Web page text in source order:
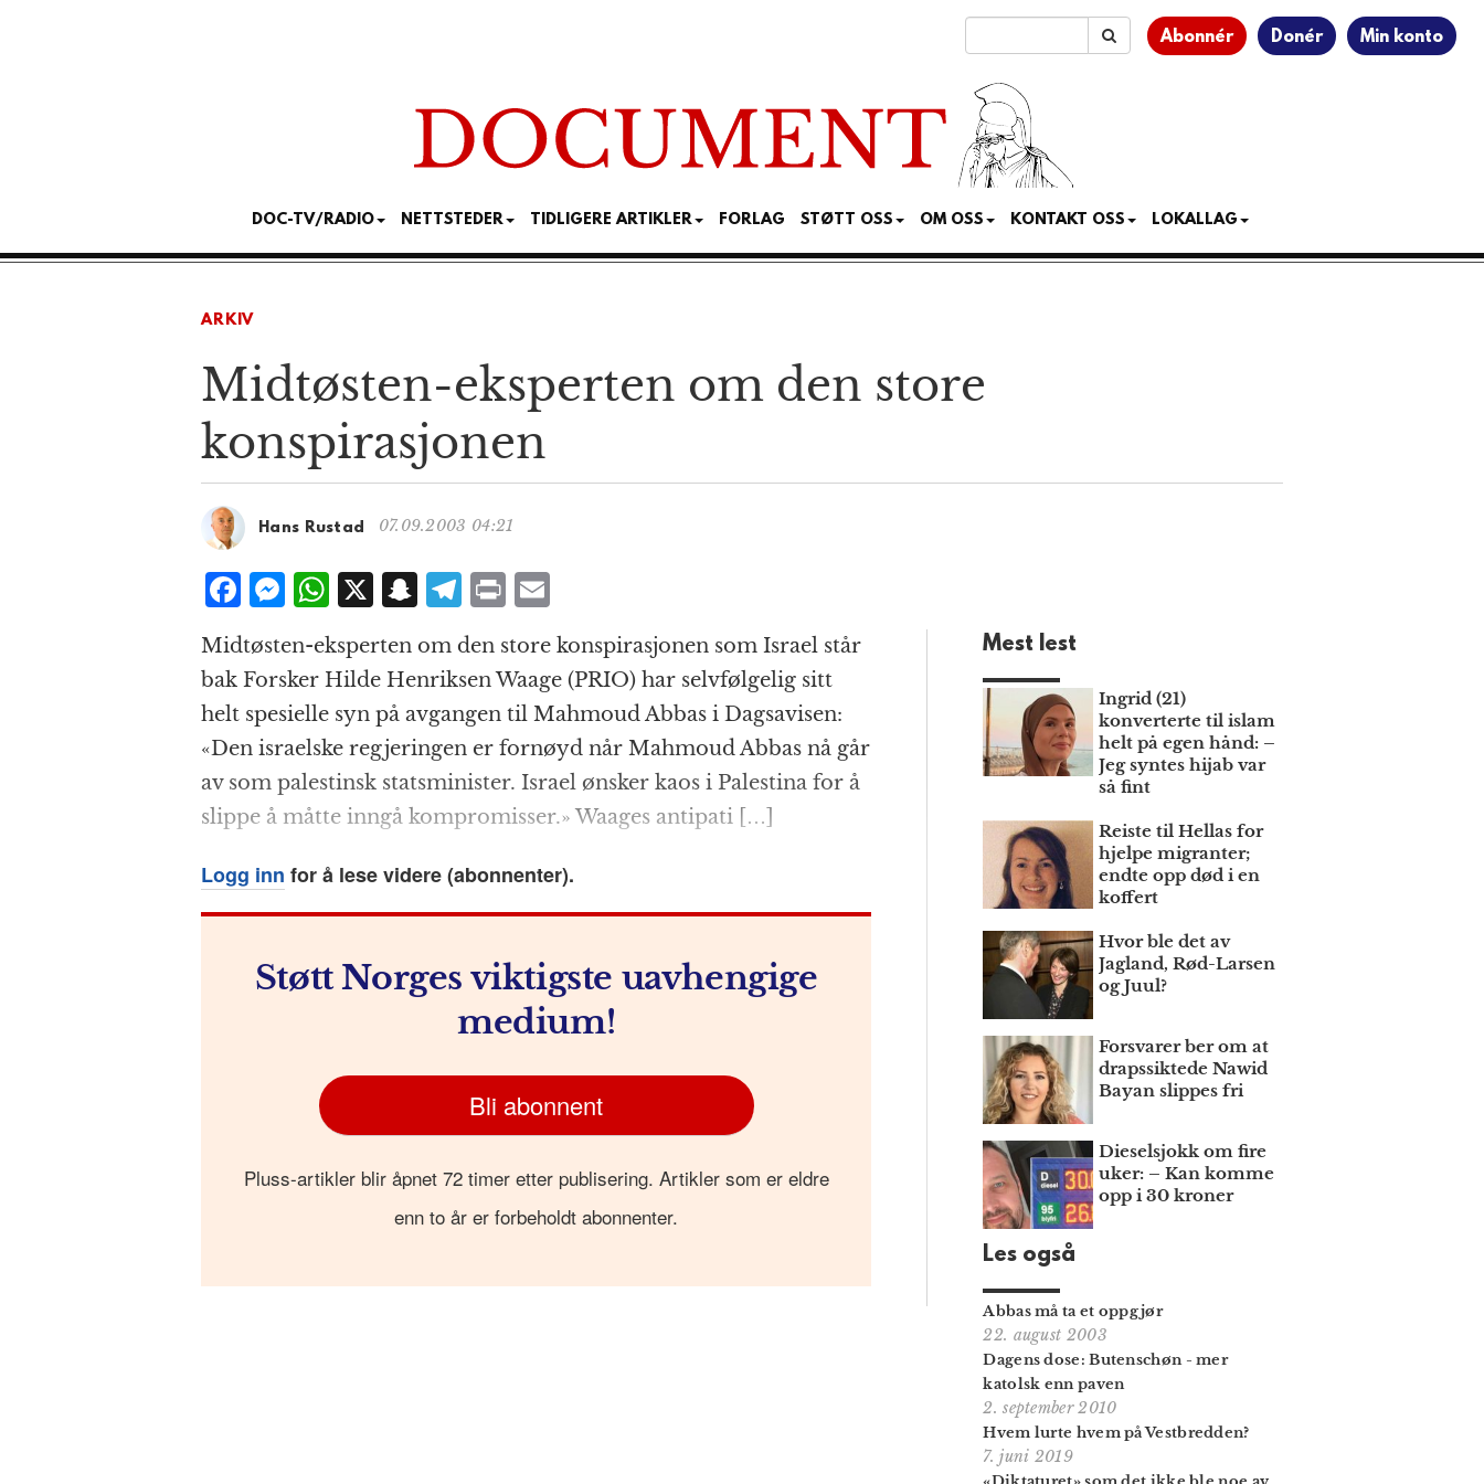
Abonnér Donér Min konto
DOC-TV/RADIO NETTSTEDER TIDLIGERE ARTIKLER FORLAG STØTT OSS OM OSS KONTAKT OSS LOKALLAG
ARKIV
Midtøsten-eksperten om den store
konspirasjonen
Hans Rustad 07.09.2003 04:21
F
c
e
b
o
o
k
M
ss
e
n
g
e
r
W
at
s
A
p
p
X S
a
p
c
h
at
T
el
e
g
r
a
m
P
n
t
m
ai
l
Midtøsten-eksperten om den store konspirasjonen som Israel står
bak Forsker Hilde Henriksen Waage (PRIO) har selvfølgelig sitt
helt spesielle syn på avgangen til Mahmoud Abbas i Dagsavisen:
«Den israelske regjeringen er fornøyd når Mahmoud Abbas nå går
av som palestinsk statsminister. Israel ønsker kaos i Palestina for å
slippe å måtte inngå kompromisser.» Waages antipati […]
Logg inn for å lese videre (abonnenter).
Støtt Norges viktigste uavhengige
medium!
Bli abonnent
Pluss-artikler blir åpnet 72 timer etter publisering. Artikler som er eldre
enn to år er forbeholdt abonnenter.
Mest lest
Ingrid (21)
konverterte til islam
helt på egen hånd: –
Jeg syntes hijab var
så fint
Reiste til Hellas for
hjelpe migranter;
endte opp død i en
koffert
Hvor ble det av
Jagland, Rød-Larsen
og Juul?
Forsvarer ber om at
draps­siktede Nawid
Bayan slippes fri
Dieselsjokk om fire
uker: – Kan komme
opp i 30 kroner
Les også
Abbas må ta et oppgjør
22. august 2003
Dagens dose: Butenschøn - mer
katolsk enn paven
2. september 2010
Hvem lurte hvem på Vestbredden?
7. juni 2019